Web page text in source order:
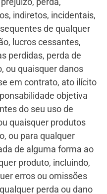
indiretos, incidentais,
de qualquer
lucros cessantes,
perdidas, perda de
ou quaisquer danos
em contrato, ato ilícito
objetiva
do seu uso de
quaisquer produtos
ou para qualquer
de alguma forma ao
produto, incluindo,
erros ou omissões
perda ou dano